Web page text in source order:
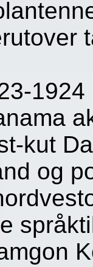
kut
og